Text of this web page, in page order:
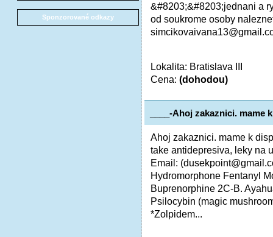
Sponzorované odkazy
&#8203;&#8203;jednani a
od soukrome osoby
Lokalita: Bratislava III
Cena: (dohodou)
____-Ahoj zakaznici. mame
Ahoj zakaznici. mame k
take antidepresiva, leky na
Email:
Hydromorphone Fentanyl
Buprenorphine 2C-B.
Psilocybin (magic
*Zolpidem...